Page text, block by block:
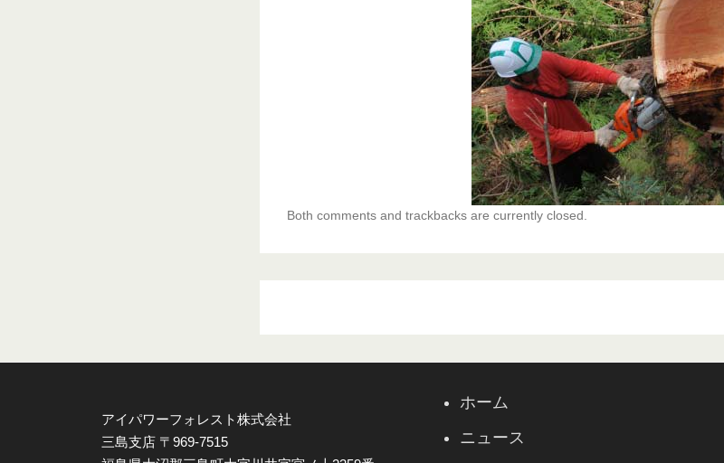
Both comments and trackbacks are currently closed.
アイパワーフォレスト株式会社
三島支店 〒969-7515
ホーム
ニュース